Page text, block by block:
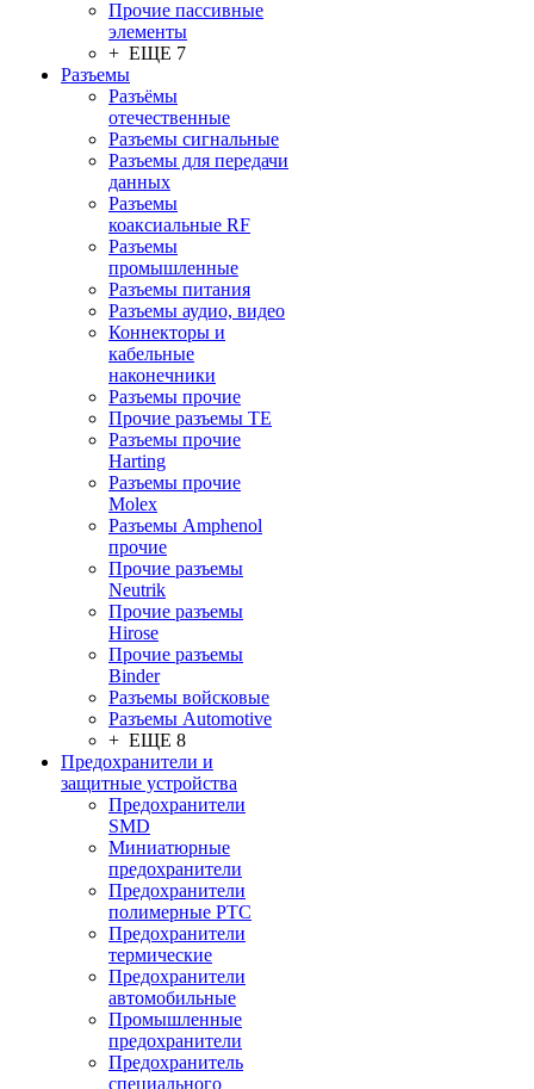
Прочие пассивные
элементы
+ ЕЩЕ 7
Разъeмы
Разъёмы
отечественные
Разъeмы сигнальные
Разъeмы для передачи
данных
Разъeмы
коаксиальные RF
Разъeмы
промышленные
Разъeмы питания
Разъeмы аудио, видео
Коннекторы и
кабельные
наконечники
Разъeмы прочие
Прочие разъемы TE
Разъемы прочие
Harting
Разъемы прочие
Molex
Разъемы Amphenol
прочие
Прочие разъемы
Neutrik
Прочие разъемы
Hirose
Прочие разъемы
Binder
Разъемы войсковые
Разъeмы Automotive
+ ЕЩЕ 8
Предохранители и
защитные устройства
Предохранители
SMD
Миниатюрные
предохранители
Предохранители
полимерные PTC
Предохранители
термические
Предохранители
автомобильные
Промышленные
предохранители
Предохранитель
специального